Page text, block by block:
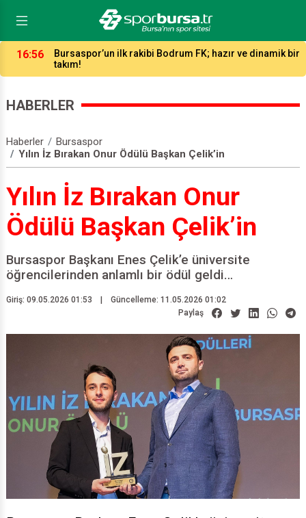
16:12 Hentbol ligleri kaç takımla ne zaman başlayacak?
HABERLER
Yılın İz Bırakan Onur Ödülü Başkan Çelik’in
Yılın İz Bırakan Onur
Ödülü Başkan Çelik’in
Bursaspor Başkanı Enes Çelik’e üniversite
öğrencilerinden anlamlı bir ödül geldi…
Paylaş
Bursaspor Başkanı Enes Çelik’e üniversite